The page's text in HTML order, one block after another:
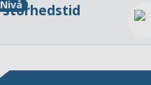
storhedstid
Nivå